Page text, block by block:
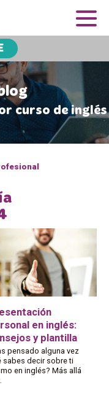
curso de inglés
en inglés:
y plantilla
pensado alguna vez
sabes decir sobre ti
en inglés? Más allá